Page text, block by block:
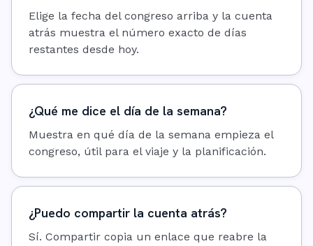
Elige la fecha del congreso arriba y la cuenta
atrás muestra el número exacto de días
restantes desde hoy.
¿Qué me dice el día de la semana?
Muestra en qué día de la semana empieza el
congreso, útil para el viaje y la planificación.
¿Puedo compartir la cuenta atrás?
Sí. Compartir copia un enlace que reabre la